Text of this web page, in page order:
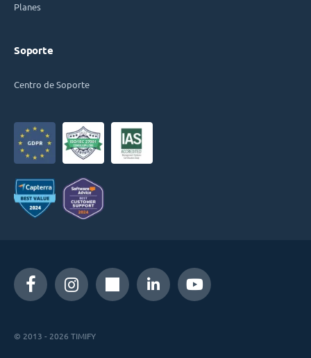
Planes
Soporte
Centro de Soporte
© 2013 - 2026 TIMIFY